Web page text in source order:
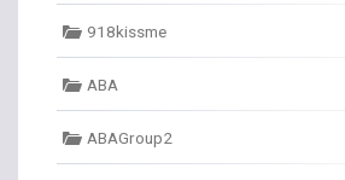
918kissme
ABA
ABAGroup2